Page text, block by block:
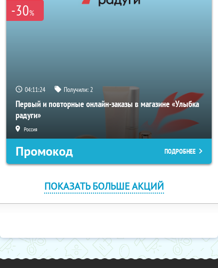
-30%
04:11:24 Получили:2
Первый и повторные онлайн-заказы в магазине «Улыбка
радуги»
Россия
Промокод ПОДРОБНЕЕ
ПОКАЗАТЬ БОЛЬШЕ АКЦИЙ